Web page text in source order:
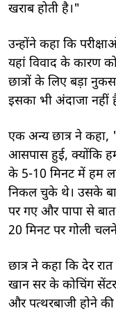
खराब होती है।"
उन्होंने कहा कि
यहां विवाद के कारण
छात्रों के लिए बड़ा
इसका भी अंदाजा नहीं
एक अन्य छात्र ने
आसपास हुई, क्योंकि
के 5-10 मिनट में हम
निकल चुके थे। उसके
पर गए और पापा से
20 मिनट पर गोली
छात्र ने कहा कि देर
खान सर के कोचिंग
और पत्थरबाजी होने की